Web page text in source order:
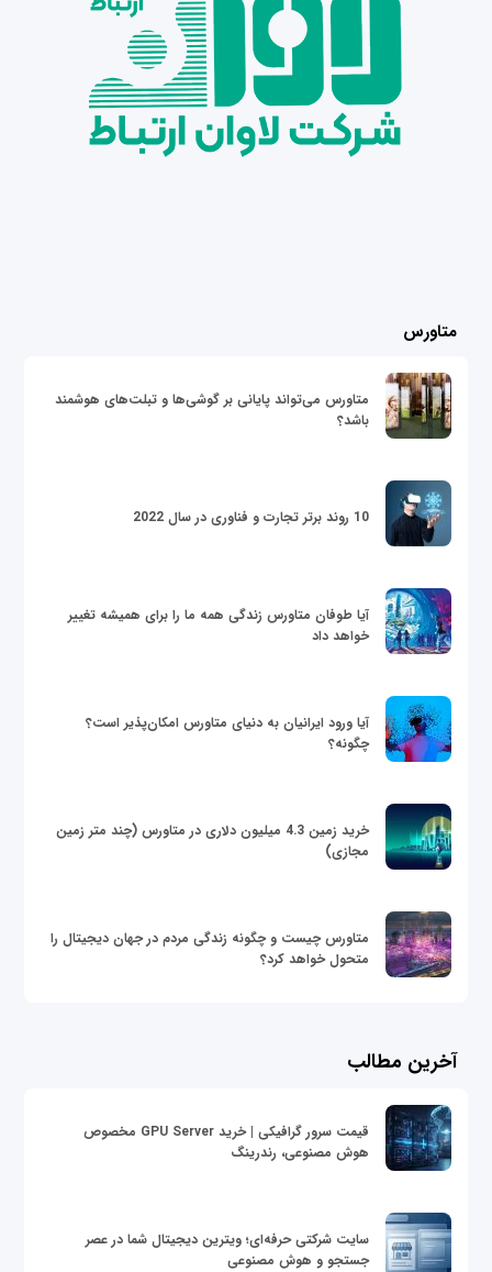
متاورس
متاورس می‌تواند پایانی بر گوشی‌ها و تبلت‌های هوشمند
باشد؟
10 روند برتر تجارت و فناوری در سال 2022
آیا طوفان متاورس زندگی همه ما را برای همیشه تغییر
خواهد داد
آیا ورود ایرانیان به دنیای متاورس امکان‌پذیر است؟
چگونه؟
خرید زمین 4.3 میلیون دلاری در متاورس (چند متر زمین
مجازی)
متاورس چیست و چگونه زندگی مردم در جهان دیجیتال را
متحول خواهد کرد؟
آخرین مطالب
قیمت سرور گرافیکی | خرید GPU Server مخصوص
هوش مصنوعی، رندرینگ
سایت شرکتی حرفه‌ای؛ ویترین دیجیتال شما در عصر
جستجو و هوش مصنوعی